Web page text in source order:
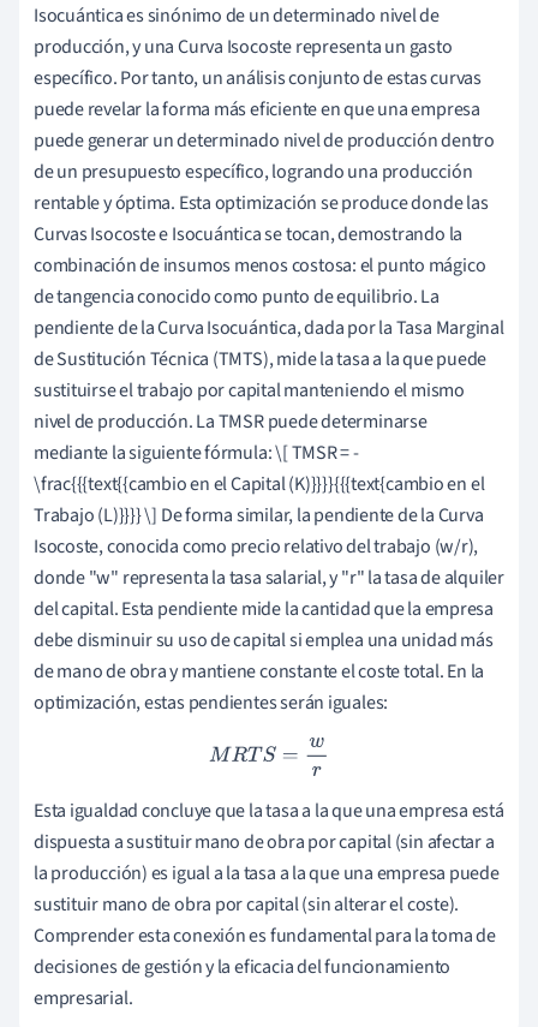
Isocuántica es sinónimo de un determinado nivel de
producción, y una Curva Isocoste representa un gasto
específico. Por tanto, un análisis conjunto de estas curvas
puede revelar la forma más eficiente en que una empresa
puede generar un determinado nivel de producción dentro
de un presupuesto específico, logrando una producción
rentable y óptima. Esta optimización se produce donde las
Curvas Isocoste e Isocuántica se tocan, demostrando la
combinación de insumos menos costosa: el punto mágico
de tangencia conocido como punto de equilibrio. La
pendiente de la Curva Isocuántica, dada por la Tasa Marginal
de Sustitución Técnica (TMTS), mide la tasa a la que puede
sustituirse el trabajo por capital manteniendo el mismo
nivel de producción. La TMSR puede determinarse
mediante la siguiente fórmula: \[ TMSR = -
\frac{{{text{{cambio en el Capital (K)}}}}{{{text{cambio en el
Trabajo (L)}}}} \] De forma similar, la pendiente de la Curva
Isocoste, conocida como precio relativo del trabajo (w/r),
donde "w" representa la tasa salarial, y "r" la tasa de alquiler
del capital. Esta pendiente mide la cantidad que la empresa
debe disminuir su uso de capital si emplea una unidad más
de mano de obra y mantiene constante el coste total. En la
optimización, estas pendientes serán iguales:
MRTS=w r
Esta igualdad concluye que la tasa a la que una empresa está
dispuesta a sustituir mano de obra por capital (sin afectar a
la producción) es igual a la tasa a la que una empresa puede
sustituir mano de obra por capital (sin alterar el coste).
Comprender esta conexión es fundamental para la toma de
decisiones de gestión y la eficacia del funcionamiento
empresarial.